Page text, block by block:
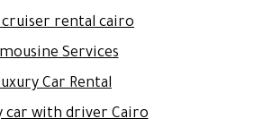
cruiser rental cairo
Services
Car Rental
car with driver Cairo